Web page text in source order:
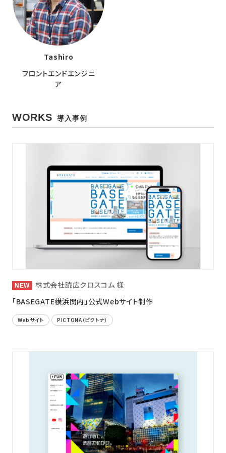
Tashiro
フロントエンドエンジニ
ア
WORKS 導入事例
株式会社読広クロスコム 様
「BASEGATE横浜関内」公式Webサイト制作
Webサイト PICTONA（ピクトナ）